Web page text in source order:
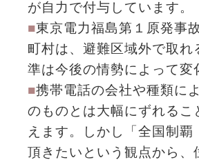
が自力で付与しています。
■東京電力福島第１原発事
町村は、避難区域外で取
準は今後の情勢によって
■携帯電話の会社や種類に
のものとは大幅にずれる
えます。しかし「全国制
頂きたいという観点から